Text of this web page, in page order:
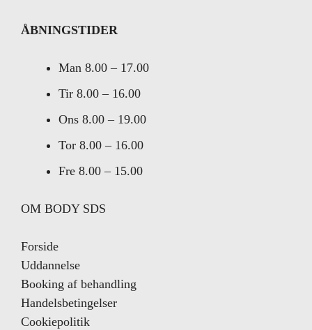
ÅBNINGSTIDER
Man 8.00 – 17.00
Tir 8.00 – 16.00
Ons 8.00 – 19.00
Tor 8.00 – 16.00
Fre 8.00 – 15.00
OM BODY SDS
Forside
Uddannelse
Booking af behandling
Handelsbetingelser
Cookiepolitik